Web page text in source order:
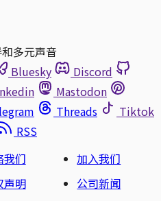
多元声音
Bluesky
Discord
Mastodon
Threads
Tiktok
RSS
我们
加入我们
声明
公司新闻